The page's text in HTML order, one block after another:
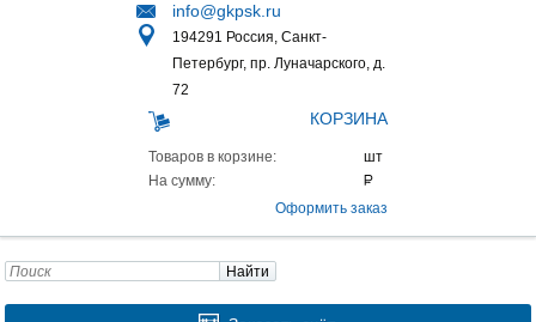
info@gkpsk.ru
194291 Россия, Санкт-
Петербург, пр. Луначарского, д.
72
КОРЗИНА
Товаров в корзине:
На сумму:
Оформить заказ
Найти